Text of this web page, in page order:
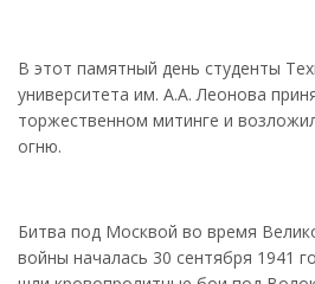
В этот памятный день студенты
университета им. А.А. Леонова
торжественном митинге и
огню.
Битва под Москвой во время
войны началась 30 сентября 1941